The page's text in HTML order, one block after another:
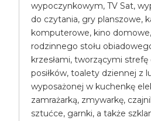
wypoczynkowym, TV Sat,
do czytania, gry planszowe,
komputerowe, kino
rodzinnego stołu
krzesłami, tworzącymi
posiłków, toalety dziennej z
wyposażonej w kuchenkę
zamrażarką, zmywarkę,
sztućce, garnki, a także